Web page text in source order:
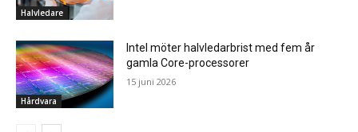
Halvledare
Hårdvara
Intel möter halvledarbrist med fem år
gamla Core-processorer
15 juni 2026